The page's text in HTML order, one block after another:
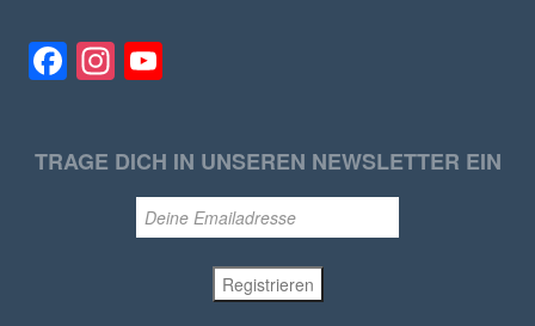
Facebook
Instagram
TRAGE DICH IN UNSEREN NEWSLETTER EIN